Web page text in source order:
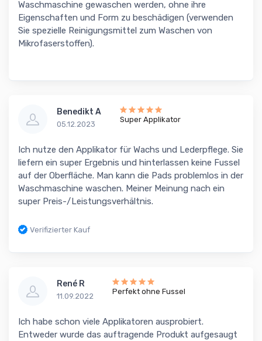
Waschmaschine gewaschen werden, ohne ihre
Eigenschaften und Form zu beschädigen (verwenden
Sie spezielle Reinigungsmittel zum Waschen von
Mikrofaserstoffen).
Benedikt A
05.12.2023
Super Applikator
Ich nutze den Applikator für Wachs und Lederpflege. Sie
liefern ein super Ergebnis und hinterlassen keine Fussel
auf der Oberfläche. Man kann die Pads problemlos in der
Waschmaschine waschen. Meiner Meinung nach ein
super Preis-/Leistungsverhältnis.
Verifizierter Kauf
René R
11.09.2022
Perfekt ohne Fussel
Ich habe schon viele Applikatoren ausprobiert.
Entweder wurde das auftragende Produkt aufgesaugt